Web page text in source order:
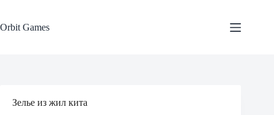
content
Orbit Games
Зелье из жил кита